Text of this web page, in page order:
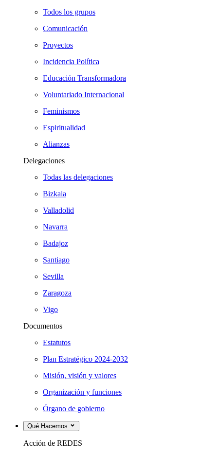
Todos los grupos
Comunicación
Proyectos
Incidencia Política
Educación Transformadora
Voluntariado Internacional
Feminismos
Espiritualidad
Alianzas
Delegaciones
Todas las delegaciones
Bizkaia
Valladolid
Navarra
Badajoz
Santiago
Sevilla
Zaragoza
Vigo
Documentos
Estatutos
Plan Estratégico 2024-2032
Misión, visión y valores
Organización y funciones
Órgano de gobierno
Qué Hacemos
Acción de REDES